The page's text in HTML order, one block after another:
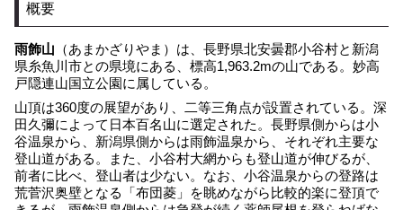
概要
雨飾山 （あまかざりやま）は、長野県北安曇郡小谷村と新潟
県糸魚川市との県境にある、標高1,963.2mの山である。妙高
戸隠連山国立公園に属している。
山頂は360度の展望があり、二等三角点が設置されている。深
田久彌によって日本百名山に選定された。長野県側からは小
谷温泉から、新潟県側からは雨飾温泉から、それぞれ主要な
登山道がある。また、小谷村大網からも登山道が伸びるが、
前者に比べ、登山者は少ない。なお、小谷温泉からの登路は
荒菅沢奥壁となる「布団菱」を眺めながら比較的楽に登頂で